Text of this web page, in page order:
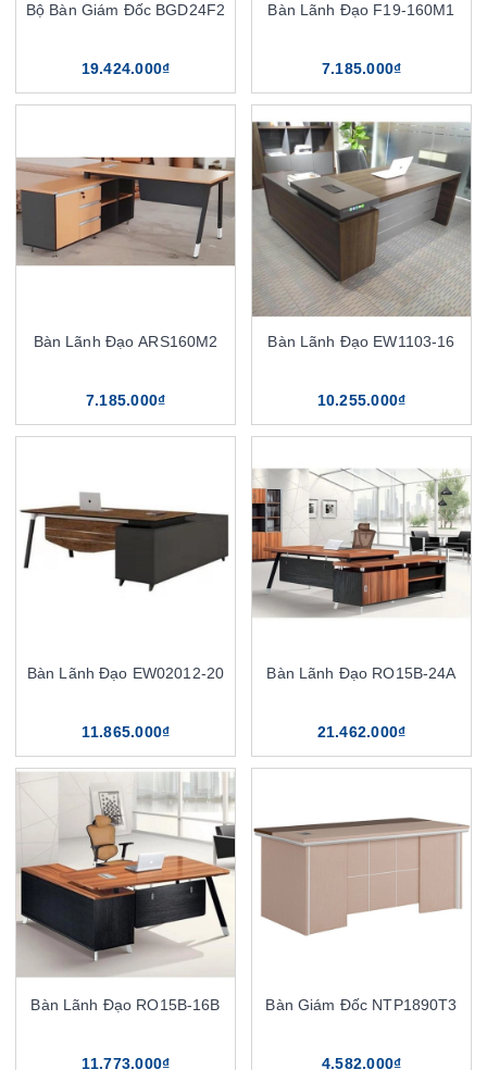
Bộ Bàn Giám Đốc BGD24F2
19.424.000₫
Bàn Lãnh Đạo F19-160M1
7.185.000₫
Bàn Lãnh Đạo ARS160M2
7.185.000₫
Bàn Lãnh Đạo EW1103-16
10.255.000₫
Bàn Lãnh Đạo EW02012-20
11.865.000₫
Bàn Lãnh Đạo RO15B-24A
21.462.000₫
Bàn Lãnh Đạo RO15B-16B
11.773.000₫
Bàn Giám Đốc NTP1890T3
4.582.000₫